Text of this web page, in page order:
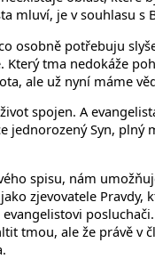
mluví, je v souhlasu
osobně potřebuju
tma nedokáže
ale už nyní máme
spojen. A
Syn,
spisu, nám
zjevovatele
tmou, ale že právě